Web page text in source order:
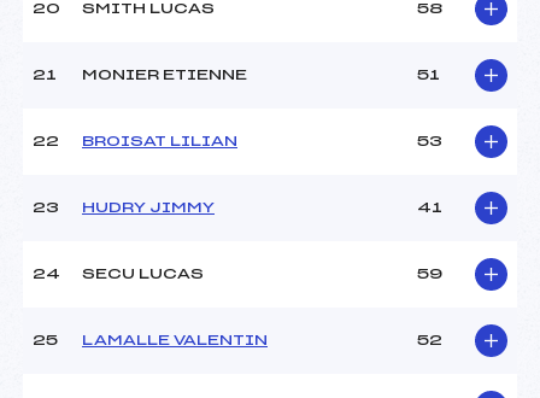
20 SMITH LUCAS 58
21 MONIER ETIENNE 51
22 BROISAT LILIAN 53
23 HUDRY JIMMY 41
24 SECU LUCAS 59
25 LAMALLE VALENTIN 52